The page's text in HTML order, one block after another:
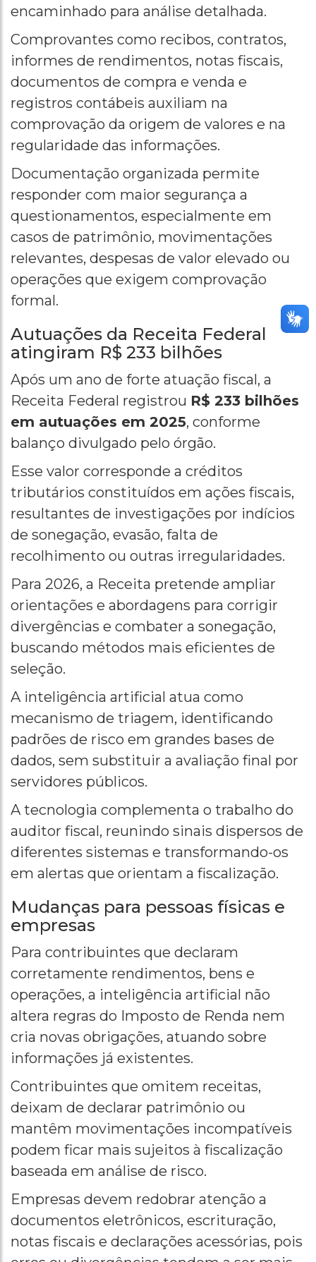
encaminhado para análise detalhada.
Comprovantes como recibos, contratos,
informes de rendimentos, notas fiscais,
documentos de compra e venda e
registros contábeis auxiliam na
comprovação da origem de valores e na
regularidade das informações.
Documentação organizada permite
responder com maior segurança a
questionamentos, especialmente em
casos de patrimônio, movimentações
relevantes, despesas de valor elevado ou
operações que exigem comprovação
formal.
Autuações da Receita Federal
atingiram R$ 233 bilhões
Após um ano de forte atuação fiscal, a
Receita Federal registrou R$ 233 bilhões
em autuações em 2025, conforme
balanço divulgado pelo órgão.
Esse valor corresponde a créditos
tributários constituídos em ações fiscais,
resultantes de investigações por indícios
de sonegação, evasão, falta de
recolhimento ou outras irregularidades.
Para 2026, a Receita pretende ampliar
orientações e abordagens para corrigir
divergências e combater a sonegação,
buscando métodos mais eficientes de
seleção.
A inteligência artificial atua como
mecanismo de triagem, identificando
padrões de risco em grandes bases de
dados, sem substituir a avaliação final por
servidores públicos.
A tecnologia complementa o trabalho do
auditor fiscal, reunindo sinais dispersos de
diferentes sistemas e transformando-os
em alertas que orientam a fiscalização.
Mudanças para pessoas físicas e
empresas
Para contribuintes que declaram
corretamente rendimentos, bens e
operações, a inteligência artificial não
altera regras do Imposto de Renda nem
cria novas obrigações, atuando sobre
informações já existentes.
Contribuintes que omitem receitas,
deixam de declarar patrimônio ou
mantêm movimentações incompatíveis
podem ficar mais sujeitos à fiscalização
baseada em análise de risco.
Empresas devem redobrar atenção a
documentos eletrônicos, escrituração,
notas fiscais e declarações acessórias, pois